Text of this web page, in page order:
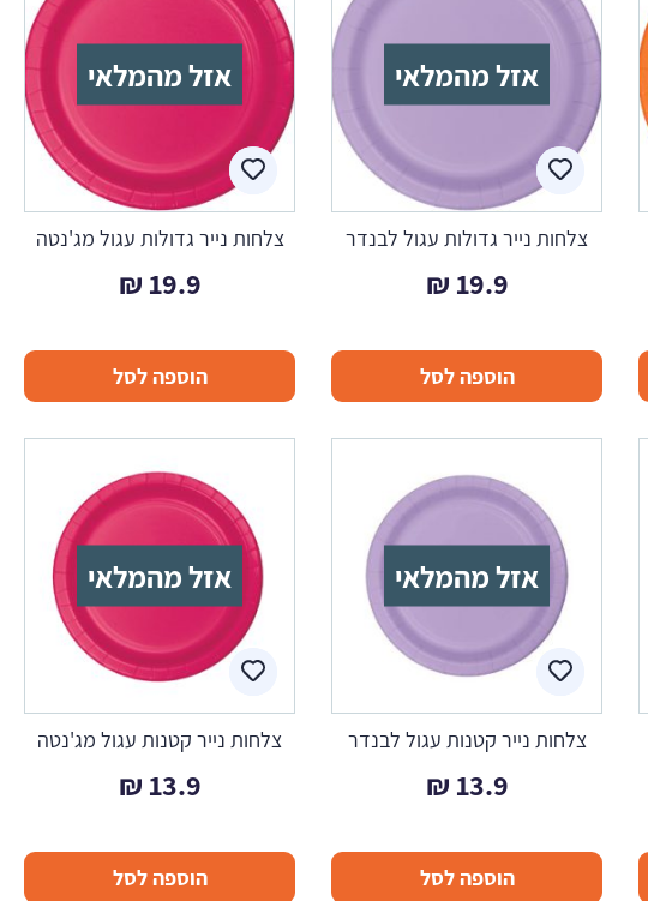
אזל מהמלאי
צלחות נייר גדולות עגול לבנדר
19.9
₪
הוספה לסל
אזל מהמלאי
צלחות נייר גדולות עגול מג'נטה
19.9
₪
הוספה לסל
אזל מהמלאי
צלחות נייר קטנות עגול לבנדר
13.9
₪
הוספה לסל
אזל מהמלאי
צלחות נייר קטנות עגול מג'נטה
13.9
₪
הוספה לסל